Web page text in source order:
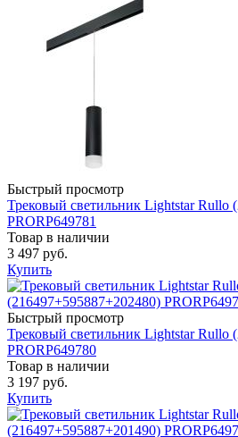
Быстрый просмотр
Трековый светильник Lightstar Rullo
PRORP649781
Товар в наличии
3 497 руб.
Купить
Быстрый просмотр
Трековый светильник Lightstar Rullo
PRORP649780
Товар в наличии
3 197 руб.
Купить